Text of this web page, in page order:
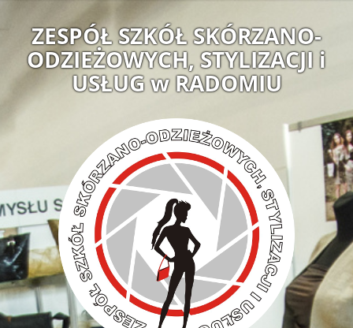
ZESPÓŁ SZKÓŁ SKÓRZANO-
ODZIEŻOWYCH, STYLIZACJI i
USŁUG w RADOMIU